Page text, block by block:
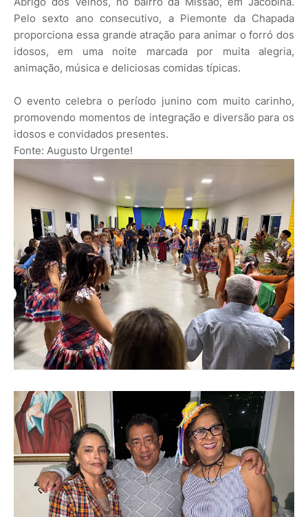
Pelo sexto ano consecutivo, a Piemonte da Chapada
proporciona essa grande atração para animar o forró dos
idosos, em uma noite marcada por muita alegria,
animação, música e deliciosas comidas típicas.
O evento celebra o período junino com muito carinho,
promovendo momentos de integração e diversão para os
idosos e convidados presentes.
Fonte: Augusto Urgente!